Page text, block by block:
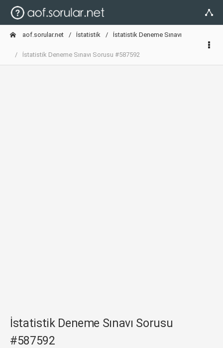
aof.sorular.net İstatistik İstatistik Deneme Sınavı
İstatistik Deneme Sınavı Sorusu #587592
İstatistik Deneme Sınavı Sorusu
#587592